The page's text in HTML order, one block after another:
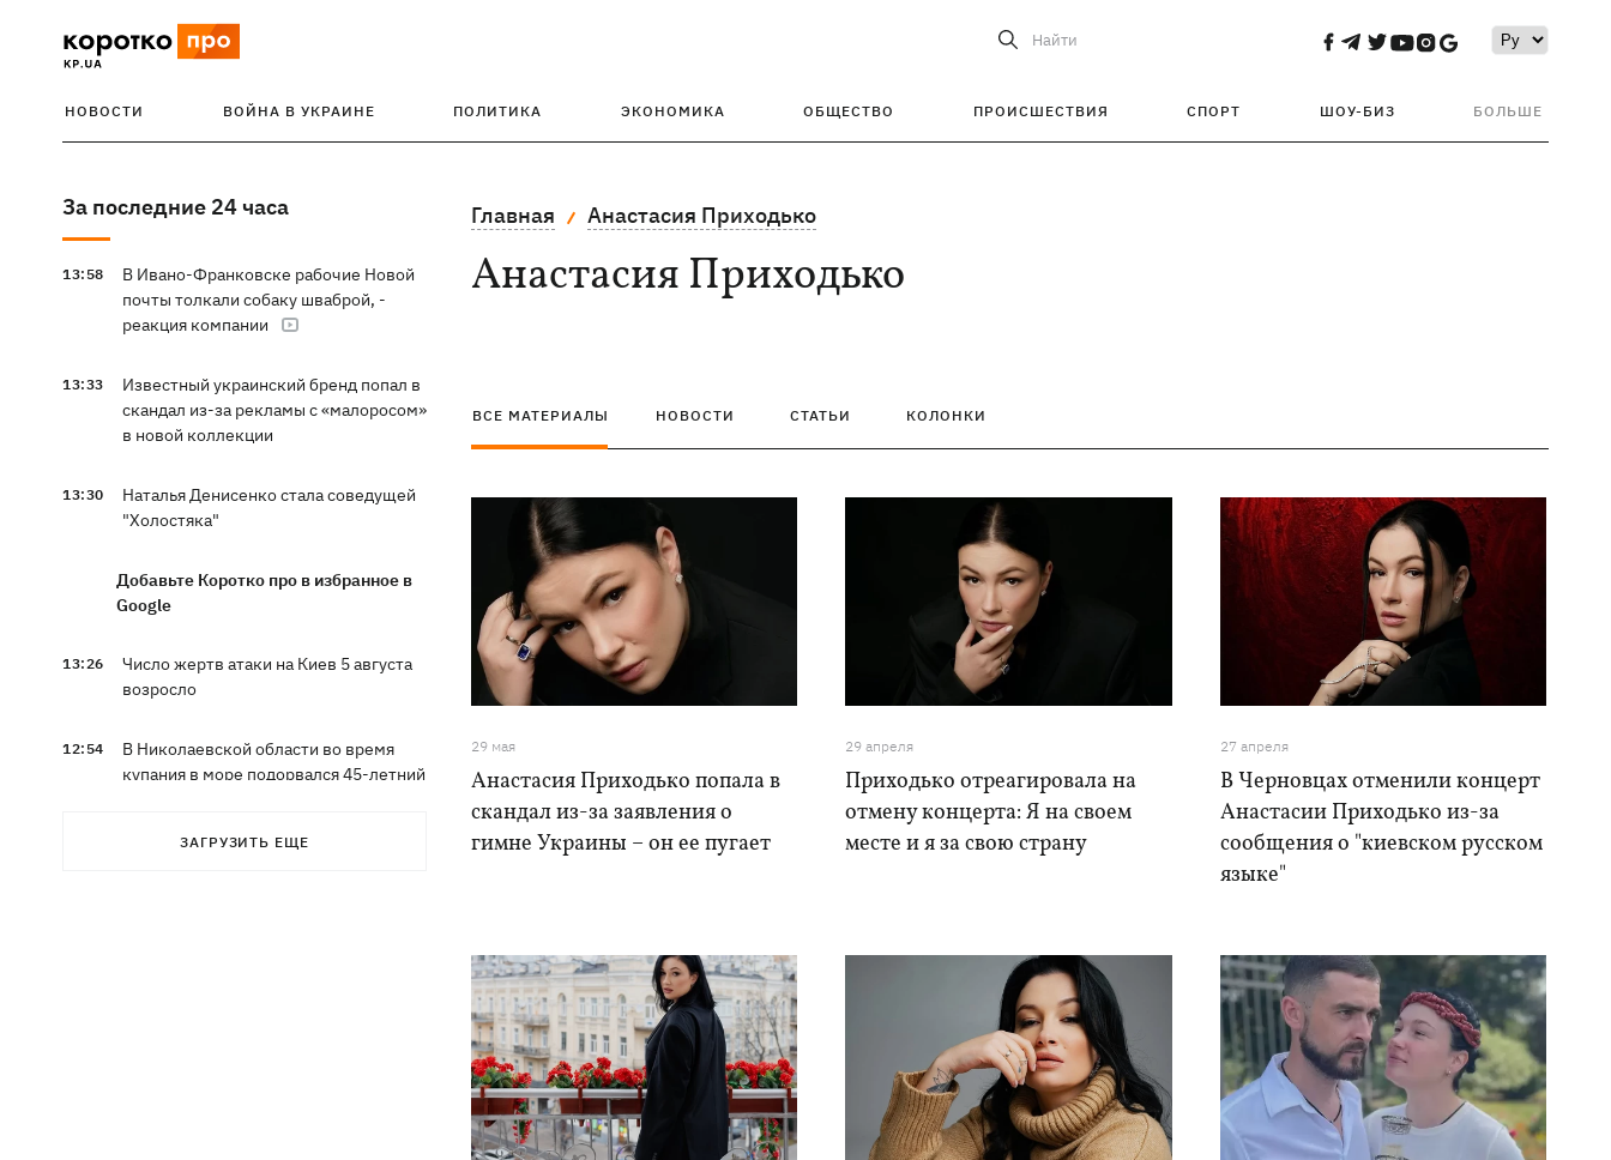
Найти
НОВОСТИ ВОЙНА В УКРАИНЕ ПОЛИТИКА ЭКОНОМИКА ОБЩЕСТВО ПРОИСШЕСТВИЯ СПОРТ ШОУ-БИЗ БОЛЬШЕ
За последние 24 часа
13:58
В Ивано-Франковске рабочие Новой
почты толкали собаку шваброй, -
реакция компании
13:33
Известный украинский бренд попал в
скандал из-за рекламы с «малоросом»
в новой коллекции
13:30
Наталья Денисенко стала соведущей
"Холостяка"
Добавьте Коротко про в избранное в
Google
13:26
Число жертв атаки на Киев 5 августа
возросло
12:54
В Николаевской области во время
купания в море подорвался 45-летний
ЗАГРУЗИТЬ ЕЩЕ
Главная Анастасия Приходько
Анастасия Приходько
ВСЕ МАТЕРИАЛЫ НОВОСТИ СТАТЬИ КОЛОНКИ
29 мая
Анастасия Приходько попала в
скандал из-за заявления о
гимне Украины – он ее пугает
29 апреля
Приходько отреагировала на
отмену концерта: Я на своем
месте и я за свою страну
27 апреля
В Черновцах отменили концерт
Анастасии Приходько из-за
сообщения о "киевском русском
языке"